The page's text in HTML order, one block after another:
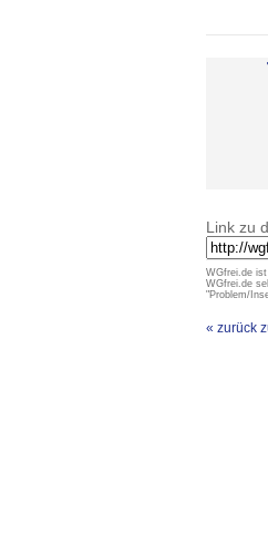
Link zu
WGfrei.de
WGfrei.de
"Problem/
« zurück